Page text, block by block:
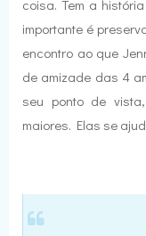
coisa. Tem a
importante é
encontro ao que
de amizade das 4
seu ponto de
maiores. Elas se